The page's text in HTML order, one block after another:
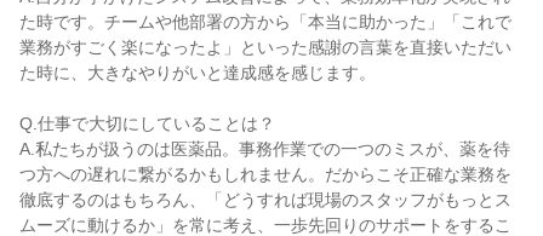
た時です。チームや他部署の方から「本当に助かった」「これで
業務がすごく楽になったよ」といった感謝の言葉を直接いただい
た時に、大きなやりがいと達成感を感じます。
Q.仕事で大切にしていることは？
A.私たちが扱うのは医薬品。事務作業での一つのミスが、薬を待
つ方への遅れに繋がるかもしれません。だからこそ正確な業務を
徹底するのはもちろん、「どうすれば現場のスタッフがもっとス
ムーズに動けるか」を常に考え、一歩先回りのサポートをするこ